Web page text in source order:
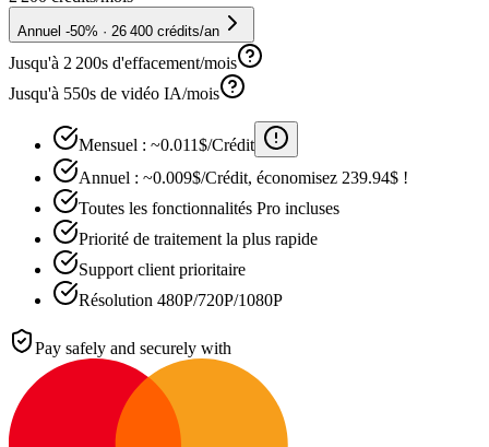
Annuel -50% · 26 400 crédits/an
Jusqu'à 2 200s d'effacement/mois
Jusqu'à 550s de vidéo IA/mois
Mensuel : ~0.011$/Crédit
Annuel : ~0.009$/Crédit, économisez 239.94$ !
Toutes les fonctionnalités Pro incluses
Priorité de traitement la plus rapide
Support client prioritaire
Résolution 480P/720P/1080P
Pay safely and securely with